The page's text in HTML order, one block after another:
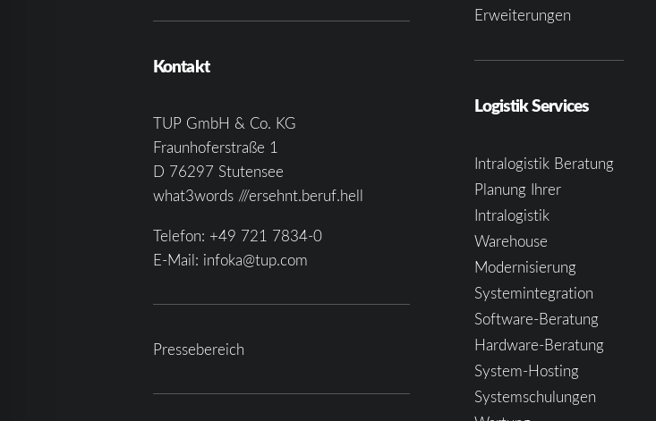
Kontakt
TUP GmbH & Co. KG
Fraunhoferstraße 1
D 76297 Stutensee
what3words ///ersehnt.beruf.hell
Telefon: +49 721 7834-0
E-Mail: infoka@tup.com
Pressebereich
Erweiterungen
Logistik Services
Intralogistik Beratung
Planung Ihrer
Intralogistik
Warehouse
Modernisierung
Systemintegration
Software-Beratung
Hardware-Beratung
System-Hosting
Systemschulungen